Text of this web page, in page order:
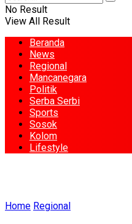
No Result
View All Result
Beranda
News
Regional
Mancanegara
Politik
Serba Serbi
Sports
Sosok
Kolom
Lifestyle
Home Regional